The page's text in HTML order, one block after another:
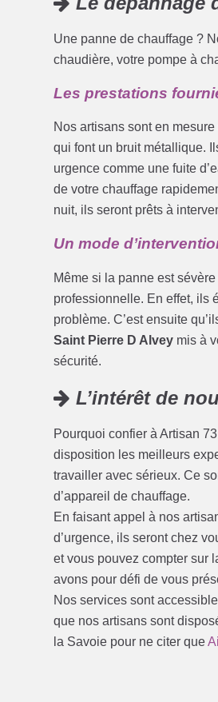
Une panne de chauffage ?
chaudière, votre pompe à
Les prestations
Nos artisans sont en mesure
qui font un bruit métallique.
urgence comme une fuite
de votre chauffage
nuit, ils seront prêts à
Un mode
Même si la panne est
professionnelle. En effet, ils
problème. C’est ensuite
Saint Pierre D Alvey mis à
sécurité.
L’intérêt de
Pourquoi confier à Artisan
disposition les meilleurs
travailler avec sérieux. Ce
d’appareil de chauffage.
En faisant appel à nos
d’urgence, ils seront chez
et vous pouvez compter sur
avons pour défi de vous
Nos services sont
que nos artisans sont
la Savoie pour ne citer que